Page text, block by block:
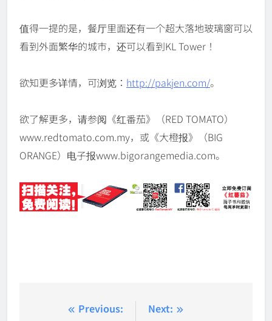
值得一提的是，餐厅里面还有一个超大落地玻璃窗可以
看到外面繁华的城市，还可以看到KL Tower！
欲知更多详情，可浏览： http://pakjen.com/。
欲了解更多，请参阅《红番茄》（RED TOMATO）
www.redtomato.com.my，或《大橙报》（BIG
ORANGE）电子报www.bigorangemedia.com。
Previous:
Next: